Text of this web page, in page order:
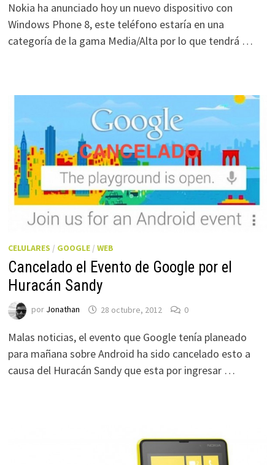
Nokia ha anunciado hoy un nuevo dispositivo con
Windows Phone 8, este teléfono estaría en una
categoría de la gama Media/Alta por lo que tendrá …
CELULARES / GOOGLE/ WEB
Cancelado el Evento de Google por el
Huracán Sandy
por Jonathan 28 octubre, 2012 0
Malas noticias, el evento que Google tenía planeado
para mañana sobre Android ha sido cancelado esto a
causa del Huracán Sandy que esta por ingresar …